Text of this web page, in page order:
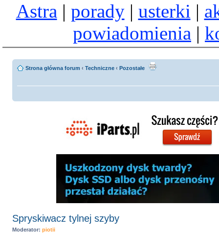
Astra | porady| usterki |
powiadomienia |
Strona główna forum ‹ Techniczne ‹ Pozostałe
Spryskiwacz tylnej szyby
Moderator: piotii